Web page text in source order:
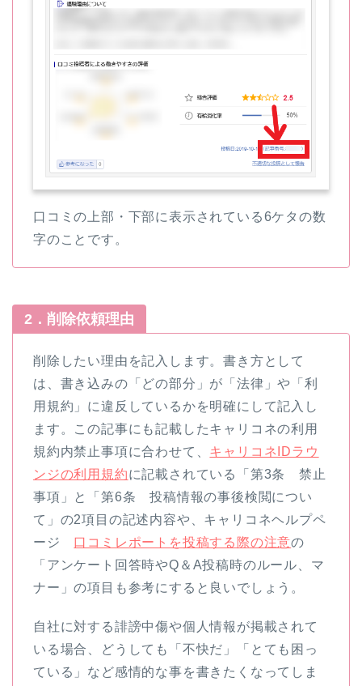
口コミの上部・下部に表示されている6ケタの数
字のことです。
2．削除依頼理由
削除したい理由を記入します。書き方として
は、書き込みの「どの部分」が「法律」や「利
用規約」に違反しているかを明確にして記入し
ます。この記事にも記載したキャリコネの利用
規約内禁止事項に合わせて、 キャリコネIDラウ
ンジの利用規約に記載されている「第3条 禁止
事項」と「第6条 投稿情報の事後検閲につい
て」の2項目の記述内容や、キャリコネヘルプペ
ージ 口コミレポートを投稿する際の注意の
「アンケート回答時やQ＆A投稿時のルール、マ
ナー」の項目も参考にすると良いでしょう。
自社に対する誹謗中傷や個人情報が掲載されて
いる場合、どうしても「不快だ」「とても困っ
ている」など感情的な事を書きたくなってしま